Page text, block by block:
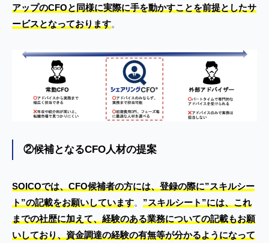
アップのCFOと同様に実際に手を動かすことを前提としたサ
ービスとなっております。
②候補となるCFO人材の提案
SOICOでは、CFO候補者の方には、登録の際に”スキルシー
ト”の記載をお願いしています。 ”スキルシート”には、これ
までの社歴に加えて、経験のある業務についての記載もお願
いしており、資金調達の経験の有無等が分かるようになって